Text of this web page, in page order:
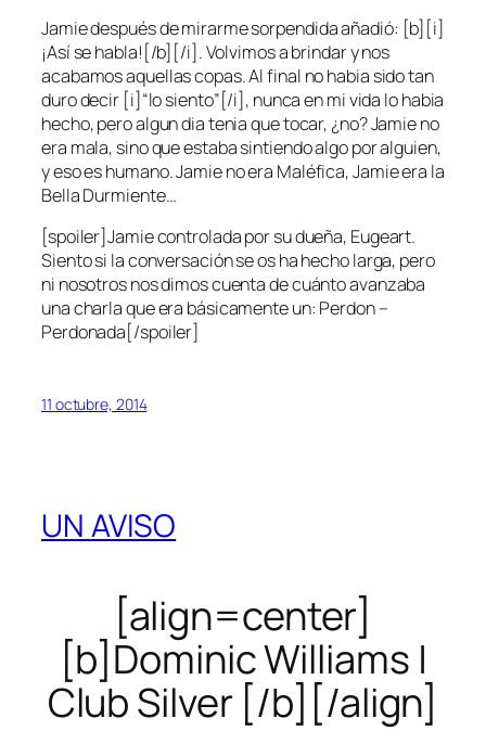
Jamie después de mirarme sorpendida añadió: [b][i]
¡Así se habla![/b][/i]. Volvimos a brindar y nos
acabamos aquellas copas. Al final no habia sido tan
duro decir [i]“lo siento”[/i], nunca en mi vida lo habia
hecho, pero algun dia tenia que tocar, ¿no? Jamie no
era mala, sino que estaba sintiendo algo por alguien,
y eso es humano. Jamie no era Maléfica, Jamie era la
Bella Durmiente…
[spoiler]Jamie controlada por su dueña, Eugeart.
Siento si la conversación se os ha hecho larga, pero
ni nosotros nos dimos cuenta de cuánto avanzaba
una charla que era básicamente un: Perdon –
Perdonada[/spoiler]
11 octubre, 2014
UN AVISO
[align=center]
[b]Dominic Williams |
Club Silver [/b][/align]